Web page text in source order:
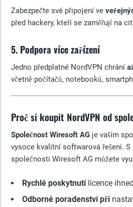
Zabezpečte své připojení ve
před hackery, kteří se zaměřují na
5. Podpora více zařízení
Jedno předplatné NordVPN chrání
včetně počítačů, notebooků,
Proč si koupit NordVPN od
Společnost Wiresoft AG je vaším
vysoce kvalitní softwarová řešení. S
společnosti Wiresoft AG můžete
Rychlé poskytnutílicence
Odborné poradenství při